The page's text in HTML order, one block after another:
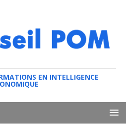
EN INTELLIGENCE